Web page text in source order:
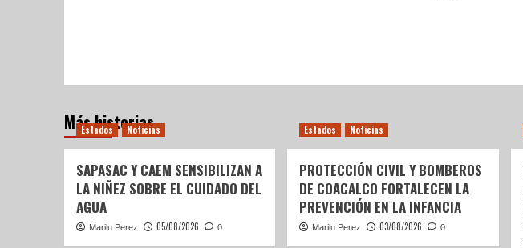
Más historias
Estados Noticias
SAPASAC Y CAEM SENSIBILIZAN A
LA NIÑEZ SOBRE EL CUIDADO DEL
AGUA
Marilu Perez 05/08/2026 0
Estados Noticias
PROTECCIÓN CIVIL Y BOMBEROS
DE COACALCO FORTALECEN LA
PREVENCIÓN EN LA INFANCIA
Marilu Perez 03/08/2026 0